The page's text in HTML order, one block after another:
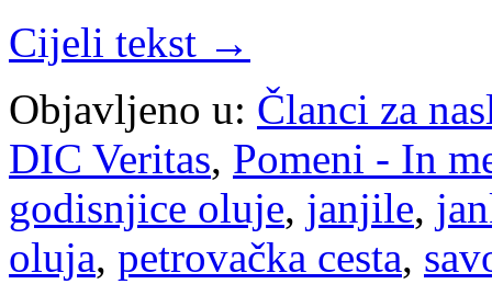
Cijeli tekst →
Objavljeno u: Članci za
DIC Veritas, Pomeni - In
godisnjice oluje, janjile,
oluja, petrovačka cesta,